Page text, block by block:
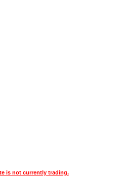
is not currently trading.